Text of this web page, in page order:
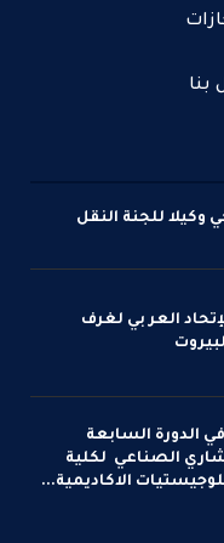
بنا
للجنة النقل
العر بي لغرف
الدورة السابعة
الصناعي لكلية
الاكاديمية...